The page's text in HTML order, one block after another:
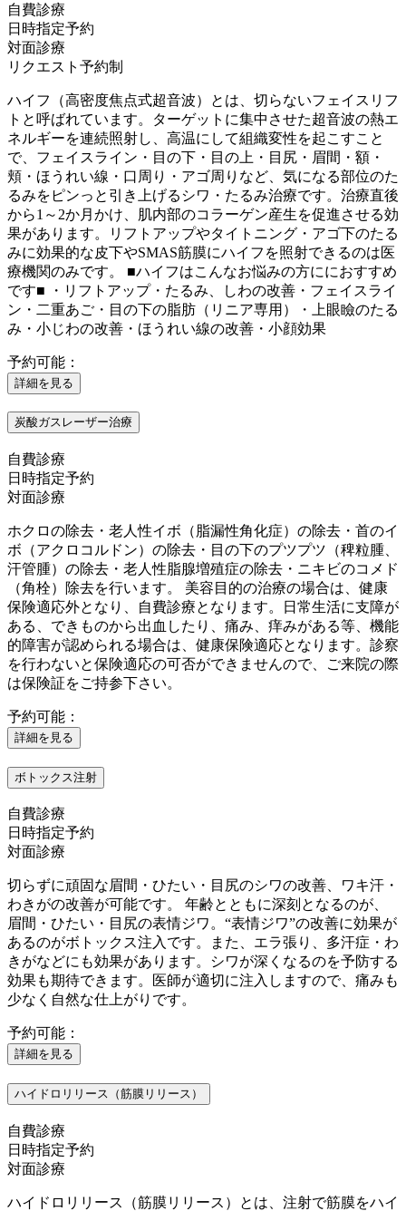
自費診療
日時指定予約
対面診療
リクエスト予約制
ハイフ（高密度焦点式超音波）とは、切らないフェイスリフ
トと呼ばれています。ターゲットに集中させた超音波の熱エ
ネルギーを連続照射し、高温にして組織変性を起こすこと
で、フェイスライン・目の下・目の上・目尻・眉間・額・
頬・ほうれい線・口周り・アゴ周りなど、気になる部位のた
るみをピンっと引き上げるシワ・たるみ治療です。治療直後
から1～2か月かけ、肌内部のコラーゲン産生を促進させる効
果があります。リフトアップやタイトニング・アゴ下のたる
みに効果的な皮下やSMAS筋膜にハイフを照射できるのは医
療機関のみです。 ■ハイフはこんなお悩みの方ににおすすめ
です■ ・リフトアップ・たるみ、しわの改善・フェイスライ
ン・二重あご・目の下の脂肪（リニア専用）・上眼瞼のたる
み・小じわの改善・ほうれい線の改善・小顔効果
予約可能：
詳細を見る
炭酸ガスレーザー治療
自費診療
日時指定予約
対面診療
ホクロの除去・老人性イボ（脂漏性角化症）の除去・首のイ
ボ（アクロコルドン）の除去・目の下のプツプツ（稗粒腫、
汗管腫）の除去・老人性脂腺増殖症の除去・ニキビのコメド
（角栓）除去を行います。 美容目的の治療の場合は、健康
保険適応外となり、自費診療となります。日常生活に支障が
ある、できものから出血したり、痛み、痒みがある等、機能
的障害が認められる場合は、健康保険適応となります。診察
を行わないと保険適応の可否ができませんので、ご来院の際
は保険証をご持参下さい。
予約可能：
詳細を見る
ボトックス注射
自費診療
日時指定予約
対面診療
切らずに頑固な眉間・ひたい・目尻のシワの改善、ワキ汗・
わきがの改善が可能です。 年齢とともに深刻となるのが、
眉間・ひたい・目尻の表情ジワ。“表情ジワ”の改善に効果が
あるのがボトックス注入です。また、エラ張り、多汗症・わ
きがなどにも効果があります。シワが深くなるのを予防する
効果も期待できます。医師が適切に注入しますので、痛みも
少なく自然な仕上がりです。
予約可能：
詳細を見る
ハイドロリリース（筋膜リリース）
自費診療
日時指定予約
対面診療
ハイドロリリース（筋膜リリース）とは、注射で筋膜をハイ